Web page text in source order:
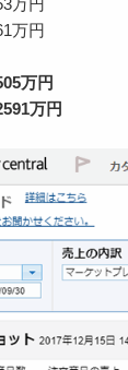
万円
万円
万円